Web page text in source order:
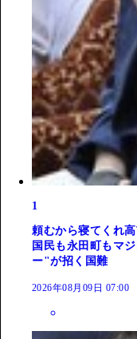
1
頼むから寝てくれ
国民も永田町もマ
ー"が招く国難
2026年08月09日 07:00